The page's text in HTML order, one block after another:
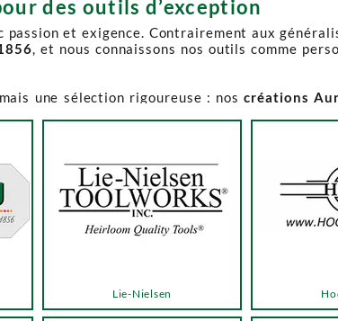
des outils d’exception
passion et exigence. Contrairement aux
, et nous connaissons nos outils comme
une sélection rigoureuse : noscréations
à son réapprovisionnement. Les délais
Pour affiner votre recherche, utilisez
Lie-Nielsen